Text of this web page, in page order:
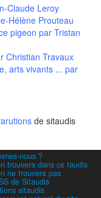
Claude Leroy
Hélène Prouteau
pigeon par Tristan
Christian Travaux
arts vivants ... par
de sitaudis
nous ?
trouvera dans ce taudis
ne trouvera pas
de Sitaudis
sitaudis